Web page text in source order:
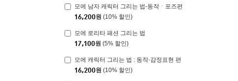
모에 남자 캐릭터 그리는 법-동작ㆍ포즈편
16,200원 (10% 할인)
모에 로리타 패션 그리는 법
17,100원 (5% 할인)
모에 캐릭터 그리는 법 : 동작·감정표현 편
16,200원 (10% 할인)